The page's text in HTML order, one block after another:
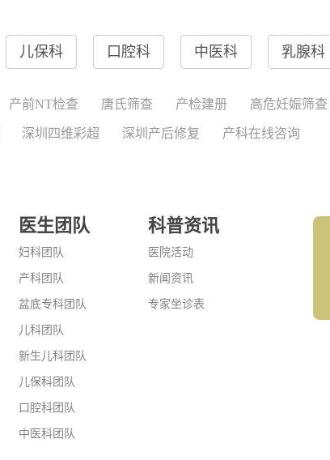
儿保科 口腔科 中医科 乳腺科
产前NT检查 唐氏筛查 产检建册 高危妊娠筛查
深圳四维彩超 深圳产后修复 产科在线咨询
医生团队
妇科团队
产科团队
盆底专科团队
儿科团队
新生儿科团队
儿保科团队
口腔科团队
中医科团队
科普资讯
医院活动
新闻资讯
专家坐诊表